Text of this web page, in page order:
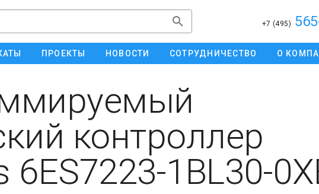
+7 (495)
ПРОЕКТЫ НОВОСТИ СОТРУДНИЧЕСТВО О
контроллер
6ES7223-1BL30-